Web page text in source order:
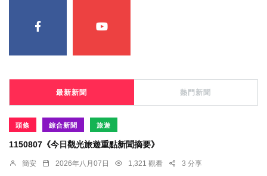
最新新聞 熱門新聞
頭條 綜合新聞 旅遊
1150807《今日觀光旅遊重點新聞摘要》
簡安 2026年八月07日 1,321 觀看 3 分享